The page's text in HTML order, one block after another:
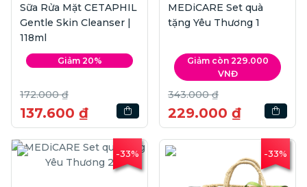
Sữa Rửa Mặt CETAPHIL
Gentle Skin Cleanser |
118ml
Giảm 20%
172.000 ₫
137.600 ₫
MEDiCARE Set quà
tặng Yêu Thương 1
Giảm còn 229.000
VNĐ
343.000 ₫
229.000 ₫
-33% -33%